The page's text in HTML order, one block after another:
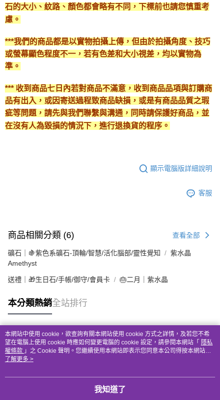
石的大小、紋路、顏色都會略有不同，下標前也請您慎重考
慮。
***我們的商品都是以實物拍攝上傳，但由於拍攝角度、技巧
或螢幕顯色程度不一，若有色差和大小視差，均以實物為
準。
*** 收到商品七日內若對商品不滿意，收到商品品項與訂購商
品有出入，或因寄送過程致商品缺損，或是有商品品質之瑕
疵等問題，請先與我們聯繫與溝通，同時請保護好商品，並
在沒有人為毀損的情況下，進行退換貨的程序。
顯示電腦版詳細說明
客服
商品相關分類 (6) 查看全部
礦石｜🍇紫色系礦石-頂輪/智慧/活化腦部/靈性覺知
紫水晶
Amethyst
送禮｜🎁生日石/手帳/御守/會員卡 🎂二月｜紫水晶
本分類熱銷全站排行
熱門標籤
本網站中使用 cookie，欲查詢有關本網站使用 cookie 方式之詳情，及若您不希
望在電腦上使用 cookie 時應如何變更電腦的 cookie 設定，請參閱本網站「 隱私
權條款 」之 Cookie 聲明。您繼續使用本網站即表示您同意本公司得按本網站使
用條款之 Cookie 聲明使用 cookie。
了解更多 >
我知道了